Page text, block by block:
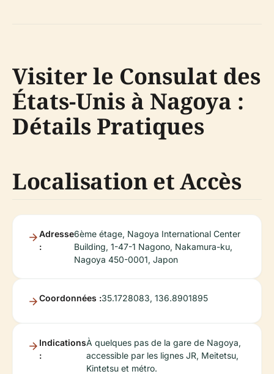
Visiter le Consulat des
États-Unis à Nagoya :
Détails Pratiques
Localisation et Accès
Adresse
:
6ème étage, Nagoya International Center
Building, 1-47-1 Nagono, Nakamura-ku,
Nagoya 450-0001, Japon
Coordonnées :35.1728083, 136.8901895
Indications
:
À quelques pas de la gare de Nagoya,
accessible par les lignes JR, Meitetsu,
Kintetsu et métro.